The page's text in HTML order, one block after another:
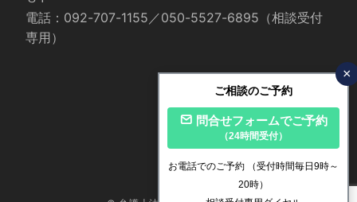
電話：092-707-1155／050-5527-6895（相談受付
専用）
ご相談のご予約
×
問合せフォームでご予約
（24時間受付）
お電話でのご予約
（受付時間毎日9時～
20時）